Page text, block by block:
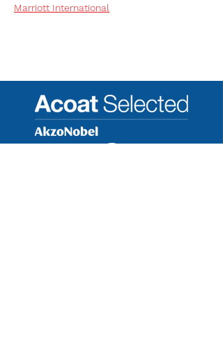
Marriott International